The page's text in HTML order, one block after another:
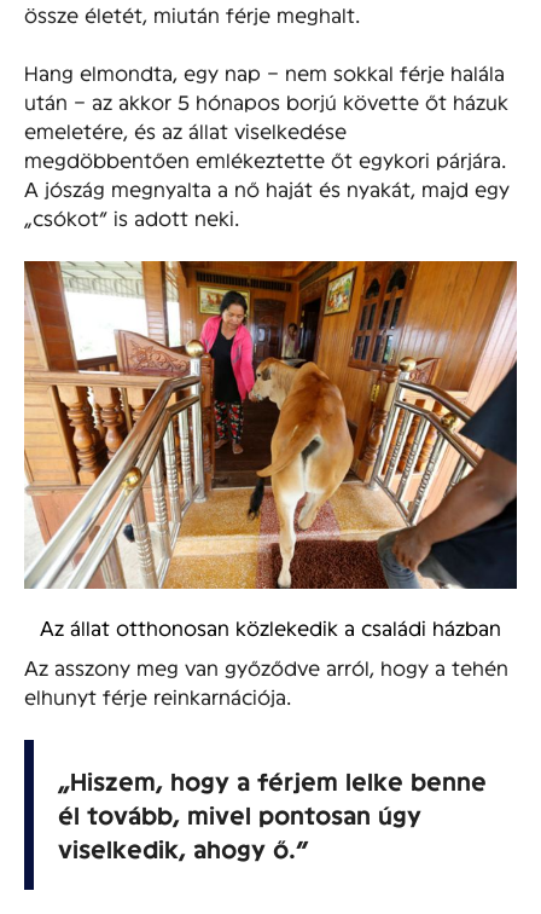
össze életét, miután férje meghalt.
Hang elmondta, egy nap – nem sokkal férje halála
után – az akkor 5 hónapos borjú követte őt házuk
emeletére, és az állat viselkedése
megdöbbentően emlékeztette őt egykori párjára.
A jószág megnyalta a nő haját és nyakát, majd egy
„csókot” is adott neki.
Az állat otthonosan közlekedik a családi házban
Az asszony meg van győződve arról, hogy a tehén
elhunyt férje reinkarnációja.
„Hiszem, hogy a férjem lelke benne
él tovább, mivel pontosan úgy
viselkedik, ahogy ő.”